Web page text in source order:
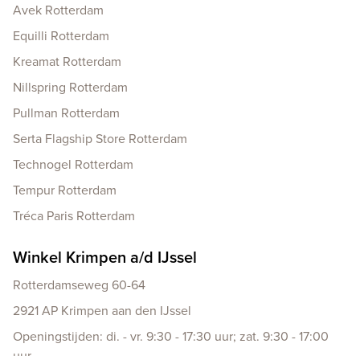
Avek Rotterdam
Equilli Rotterdam
Kreamat Rotterdam
Nillspring Rotterdam
Pullman Rotterdam
Serta Flagship Store Rotterdam
Technogel Rotterdam
Tempur Rotterdam
Tréca Paris Rotterdam
Winkel Krimpen a/d IJssel
Rotterdamseweg 60-64
2921 AP Krimpen aan den IJssel
Openingstijden: di. - vr. 9:30 - 17:30 uur; zat. 9:30 - 17:00